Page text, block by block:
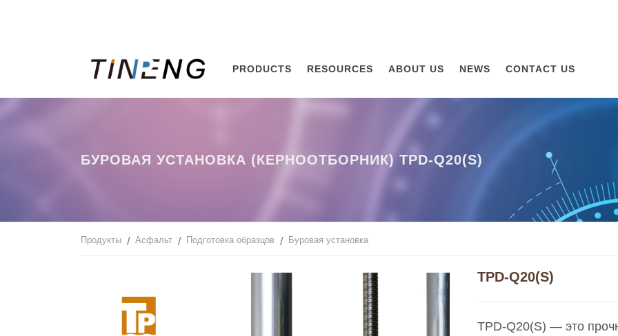
PRODUCTS RESOURCES ABOUT US NEWS CONTACT US
БУРОВАЯ УСТАНОВКА (КЕРНООТБОРНИК) TPD-Q20(S)
Продукты Асфальт Подготовка образцов Буровая установка
TPD-Q20(S)
TPD-Q20(S) — это